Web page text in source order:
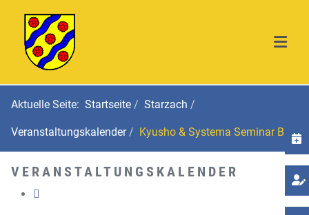
Aktuelle Seite: Startseite Starzach
Veranstaltungskalender Kyusho & Systema Seminar BKS
VERANSTALTUNGSKALENDER